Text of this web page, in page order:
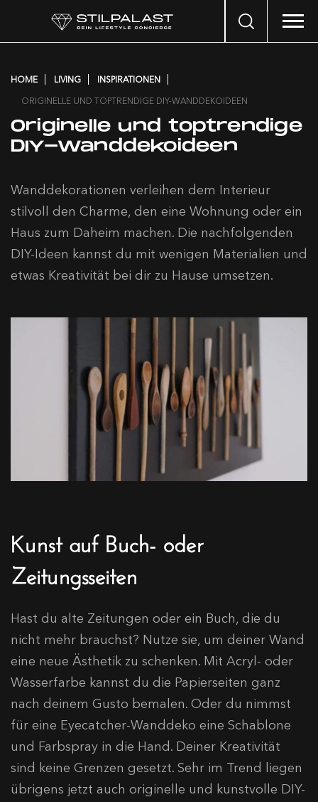
Search
HOME LIVING
INSPIRATIONEN
ORIGINELLE UND TOPTRENDIGE DIY-WANDDEKOIDEEN
Originelle und toptrendige
DIY-Wanddekoideen
Wanddekorationen verleihen dem Interieur
stilvoll den Charme, den eine Wohnung oder ein
Haus zum Daheim machen. Die nachfolgenden
DIY-Ideen kannst du mit wenigen Materialien und
etwas Kreativität bei dir zu Hause umsetzen.
Kunst auf Buch- oder
Zeitungsseiten
Hast du alte Zeitungen oder ein Buch, die du
nicht mehr brauchst? Nutze sie, um deiner Wand
eine neue Ästhetik zu schenken. Mit Acryl- oder
Wasserfarbe kannst du die Papierseiten ganz
nach deinem Gusto bemalen. Oder du nimmst
für eine Eyecatcher-Wanddeko eine Schablone
und Farbspray in die Hand. Deiner Kreativität
sind keine Grenzen gesetzt. Sehr im Trend liegen
übrigens jetzt auch originelle und kunstvolle DIY-